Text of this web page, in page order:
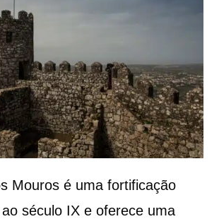
Mouros é uma fortificação
século IX e oferece uma